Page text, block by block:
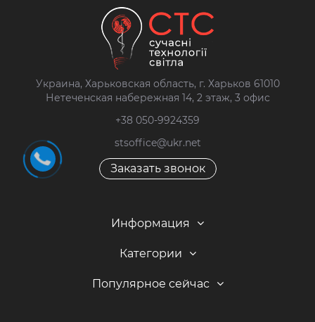
Украина, Харьковская область, г. Харьков 61010
Нетеченская набережная 14, 2 этаж, 3 офис
+38 050-9924359
stsoffice@ukr.net
Заказать звонок
Информация
Категории
Популярное сейчас